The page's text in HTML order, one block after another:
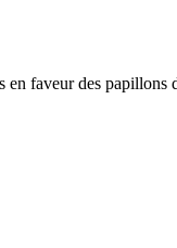
faveur des papillons